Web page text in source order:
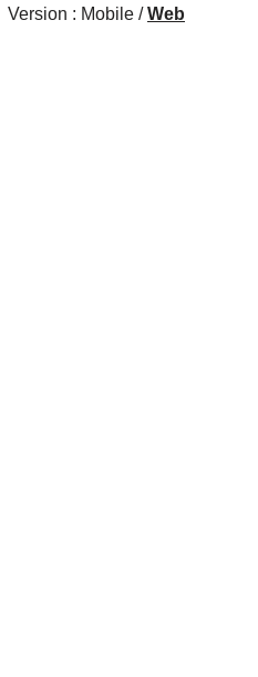
Version : Mobile /Web